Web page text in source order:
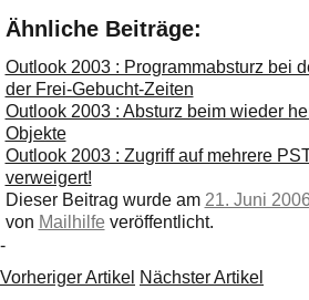
Ähnliche Beiträge:
Outlook 2003 : Programmabsturz bei
der Frei-Gebucht-Zeiten
Outlook 2003 : Absturz beim wieder
Objekte
Outlook 2003 : Zugriff auf mehrere
verweigert!
Dieser Beitrag wurde am 21. Juni 2006
von Mailhilfe veröffentlicht.
-
Vorheriger Artikel Nächster Artikel